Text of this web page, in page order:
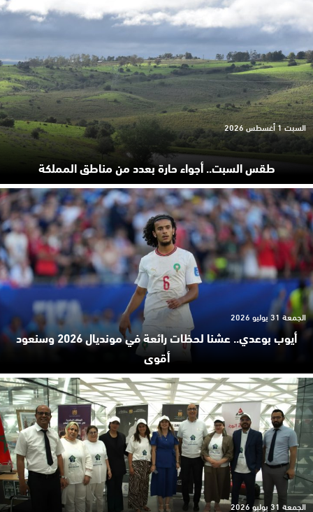
طقس السبت.. أجواء حارة بعدد من مناطق المملكة
السبت 1 أغسطس 2026
أيوب بوعدي.. عشنا لحظات رائعة في مونديال 2026 وسنعود
أقوى
الجمعة 31 يوليو 2026
الجمعة 31 يوليو 2026